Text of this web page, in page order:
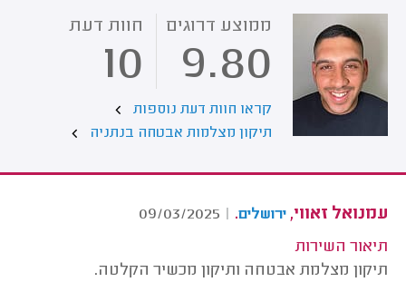
ממוצע דרוגים
9.80
חוות דעת
10
קראו חוות דעת נוספות
תיקון מצלמות אבטחה בנתניה
עמנואל זאווי, ירושלים.
|
09/03/2025
תיאור השירות
תיקון מצלמת אבטחה ותיקון מכשיר הקלטה.